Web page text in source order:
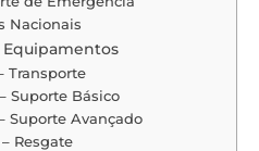
Nacionais
Transporte
Suporte Básico
Suporte Avançado
Resgate